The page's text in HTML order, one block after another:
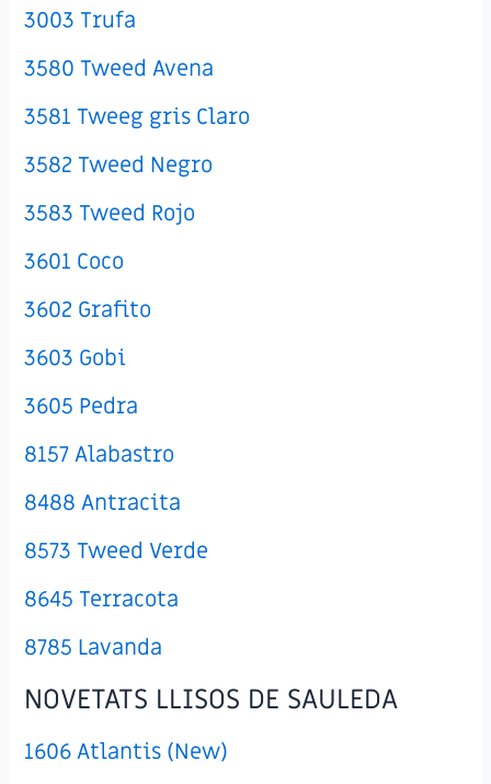
3003 Trufa
3580 Tweed Avena
3581 Tweeg gris Claro
3582 Tweed Negro
3583 Tweed Rojo
3601 Coco
3602 Grafito
3603 Gobi
3605 Pedra
8157 Alabastro
8488 Antracita
8573 Tweed Verde
8645 Terracota
8785 Lavanda
NOVETATS LLISOS DE SAULEDA
1606 Atlantis (New)